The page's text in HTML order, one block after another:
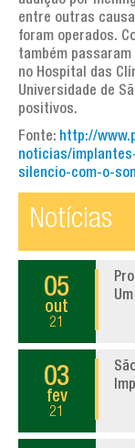
entre outras
foram operados.
também
no Hospital das
Universidade de
positivos.
Fonte: http://
noticias/
silencio-com-o-
Notícias
05
out
21
03
fev
21